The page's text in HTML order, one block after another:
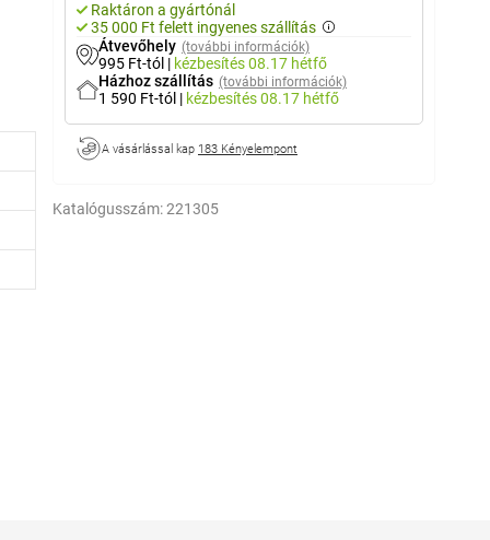
Raktáron a gyártónál
35 000 Ft felett ingyenes szállítás
Átvevőhely (további információk)
995 Ft-tól | kézbesítés08.17 hétfő
Házhoz szállítás (további információk)
1 590 Ft-tól | kézbesítés08.17 hétfő
A vásárlással kap 183 Kényelempont
Katalógusszám:221305